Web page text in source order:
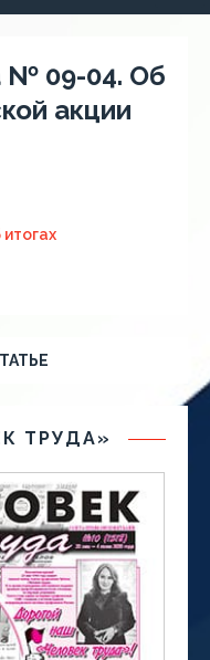
№ 09-04. Об
акции
ТРУДА»